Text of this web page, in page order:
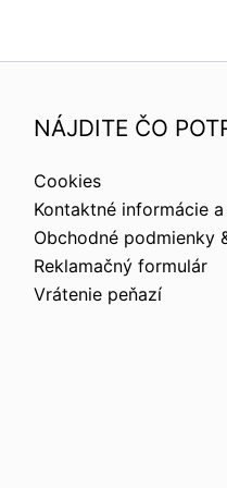
NÁJDITE ČO
Cookies
Kontaktné informácie
Obchodné podmienky
Reklamačný formulár
Vrátenie peňazí